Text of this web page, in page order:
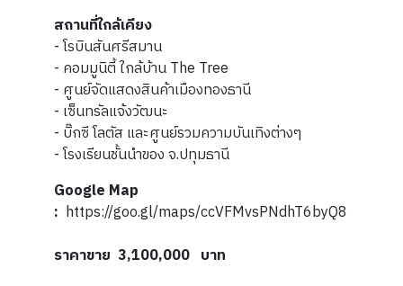
สถานที่ใกล้เคียง
- โรบินสันศรีสมาน
- คอมมูนิตี้ ใกล้บ้าน The Tree
- ศูนย์จัดแสดงสินค้าเมืองทองธานี
- เซ็นทรัลแจ้งวัฒนะ
- บิ๊กซี โลตัส และศูนย์รวมความบันเทิงต่างๆ
- โรงเรียนชั้นนำของ จ.ปทุมธานี
Google Map
: https://goo.gl/maps/ccVFMvsPNdhT6byQ8
ราคาขาย 3,100,000 บาท